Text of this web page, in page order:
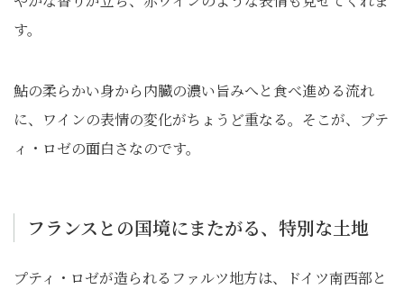
す。
鮎の柔らかい身から内臓の濃い旨みへと食べ進める流れ
に、ワインの表情の変化がちょうど重なる。そこが、プテ
ィ・ロゼの面白さなのです。
フランスとの国境にまたがる、特別な土地
プティ・ロゼが造られるファルツ地方は、ドイツ南西部と